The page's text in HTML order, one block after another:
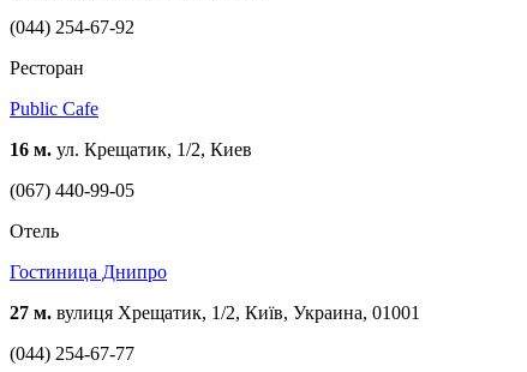
(044) 254-67-92
Ресторан
Public Cafe
16 м. ул. Крещатик, 1/2, Киев
(067) 440-99-05
Отель
Гостиница Днипро
27 м. вулиця Хрещатик, 1/2, Київ, Украина, 01001
(044) 254-67-77